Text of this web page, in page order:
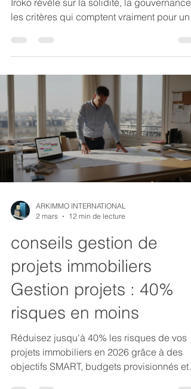
SCPI sélection gestionnaire : ce que le cas
les critères qui comptent vraiment pour un
Asset Manager en 2026.
2 mars
12 min de lecture
conseils gestion de
projets immobiliers
Gestion projets : 40%
risques en moins
Réduisez jusqu'à 40% les risques de vos